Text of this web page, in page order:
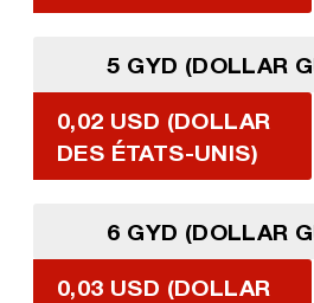
5 GYD (DOLLAR
0,02 USD (DOLLAR
DES ÉTATS-UNIS)
6 GYD (DOLLAR
0,03 USD (DOLLAR